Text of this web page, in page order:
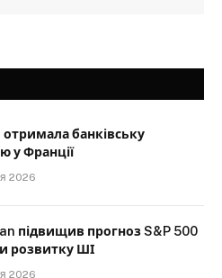
отримала банківську
у Франції
2026
підвищив прогноз S&P 500
розвитку ШІ
2026